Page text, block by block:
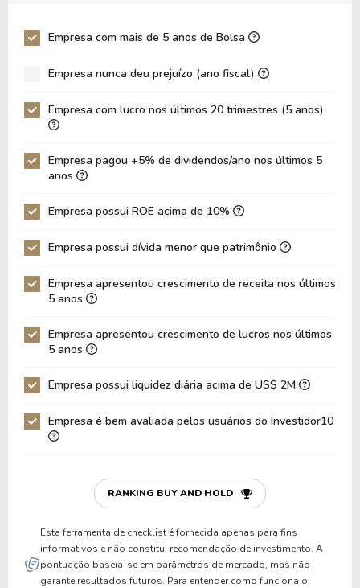
ROE
24,17%
ROIC
12,95%
ROA
8,67%
9,04%
Dívida Líquida / Ebitda
Dívida Líquida / Ebit
2,25
2,29
Patrimônio / Ativos
0,36
Passivos / Ativos
0,64
CAGR Receitas 5 anos
CAGR Lucros 5 anos
77,66% 77,66%
Empresa com mais de 5 anos de Bolsa
Empresa nunca deu prejuízo (ano fiscal)
Empresa com lucro nos últimos 20 trimestres (5 anos)
Empresa pagou +5% de dividendos/ano nos últimos 5
anos
Empresa possui ROE acima de 10%
Empresa possui dívida menor que patrimônio
Empresa apresentou crescimento de receita nos últimos
5 anos
Empresa apresentou crescimento de lucros nos últimos
5 anos
Empresa possui liquidez diária acima de US$ 2M
Empresa é bem avaliada pelos usuários do Investidor10
RANKING BUY AND HOLD
Esta ferramenta de checklist é fornecida apenas para fins
informativos e não constitui recomendação de investimento. A
pontuação baseia-se em parâmetros de mercado, mas não
garante resultados futuros. Para entender como funciona o